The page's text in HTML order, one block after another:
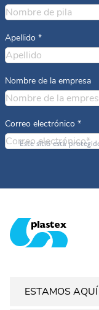
Apellido *
Nombre de la empresa
Correo electrónico *
Este sitio está
ESTAMOS